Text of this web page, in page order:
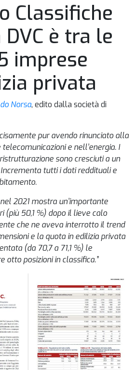
Classifiche
è tra le
imprese
privata
Norsa, edito dalla società di
pur avendo rinunciato alla
e nell’energia. I
sono cresciuti a un
tutti i dati reddituali e
2021 mostra un’importante
(più 50,1 %) dopo il lieve calo
che ne aveva interrotto il trend
e la quota in edilizia privata
(da 70,7 a 71,1 %) le
otto posizioni in classifica.”